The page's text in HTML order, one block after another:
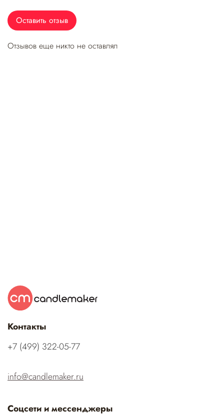
Отзывов еще никто не оставлял
Оставить отзыв
Контакты
‭+7 (499) 322-05-77‬
info@candlemaker.ru
Соцсети и мессенджеры